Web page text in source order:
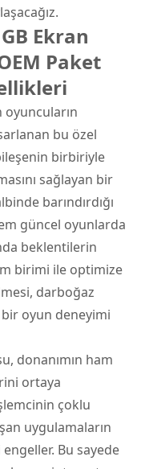
Ekran
Paket
oyuncuların
bu özel
birbiriyle
sağlayan bir
barındırdığı
güncel oyunlarda
beklentilerin
birimi ile optimize
darboğaz
oyun deneyimi
donanımın ham
ortaya
çoklu
uygulamaların
Bu sayede